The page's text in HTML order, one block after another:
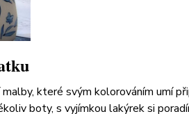
které svým kolorováním umí
boty, s vyjímkou lakýrek si